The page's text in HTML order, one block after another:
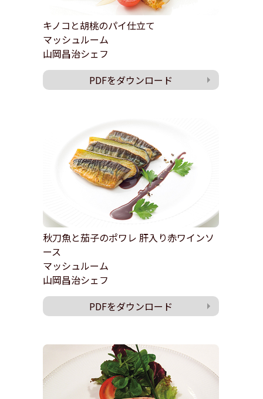
キノコと胡桃のパイ仕立て
マッシュルーム
山岡昌治シェフ
PDFをダウンロード
秋刀魚と茄子のポワレ 肝入り赤ワインソ
ース
マッシュルーム
山岡昌治シェフ
PDFをダウンロード